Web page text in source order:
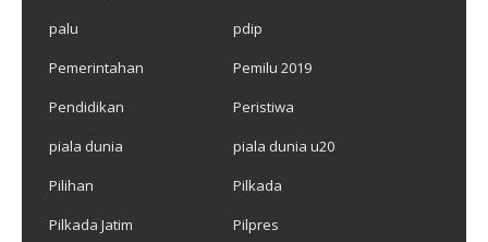
palu
pdip
Pemerintahan
Pemilu 2019
Pendidikan
Peristiwa
piala dunia
piala dunia u20
Pilihan
Pilkada
Pilkada Jatim
Pilpres